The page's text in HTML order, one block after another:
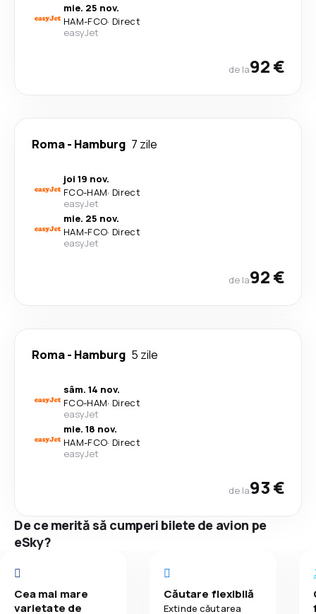
mie. 25 nov.
HAM-FCO· Direct
easyJet
de la92 €
Roma- Hamburg 7 zile
joi 19 nov.
FCO-HAM· Direct
easyJet
mie. 25 nov.
HAM-FCO· Direct
easyJet
de la92 €
Roma- Hamburg 5 zile
sâm. 14 nov.
FCO-HAM· Direct
easyJet
mie. 18 nov.
HAM-FCO· Direct
easyJet
de la93 €
De ce merită să cumperi bilete de avion pe
eSky?
Cea mai mare
varietate de
Căutare flexibilă
Extinde căutarea